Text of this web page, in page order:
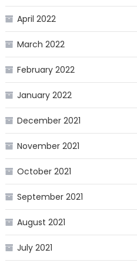
April 2022
March 2022
February 2022
January 2022
December 2021
November 2021
October 2021
September 2021
August 2021
July 2021